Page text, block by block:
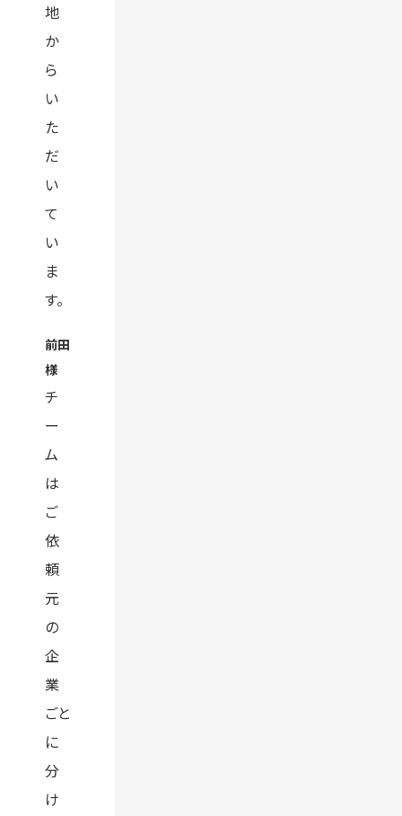
地
か
ら
い
た
だ
い
て
い
ま
す。
前田
様
チ
ー
ム
は
ご
依
頼
元
の
企
業
ごと
に
分
け